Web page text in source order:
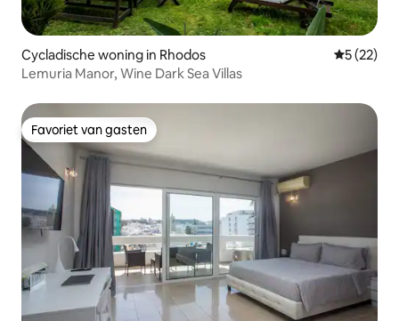
Cycladische woning in Rhodos
5 (22)
Lemuria Manor, Wine Dark Sea Villas
Favoriet van gasten
Favoriet van gasten